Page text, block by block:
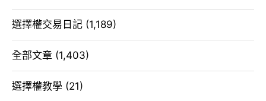
選擇權交易日記 (1,189)
全部文章 (1,403)
選擇權教學 (21)